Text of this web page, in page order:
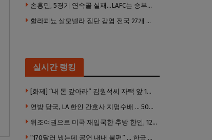
손흥민, 5경기 연속골 실패…LAFC는 승부차기 끝 과달라하라 격파
할라피뇨 살모넬라 집단 감염 전국 27개 주 급속 확산
실시간 랭킹
[화제] “내 돈 갚아라” 김원석씨 자택 앞 1인 광대 시위 … 한인 투자사, “108만 달러 못받아”
연방 당국, LA 한인 간호사 지명수배 … 500만 달러 메디캐어 사기, 선고 직전 한국 도주
위조여권으로 미국 재입국한 추방 한인, 120만 달러 은행 사기 행각
“170달러 냈는데 공연 내내 불편” … 한국 코미디언 LA공연, 음향 불량에 외모 비하 개그 논란